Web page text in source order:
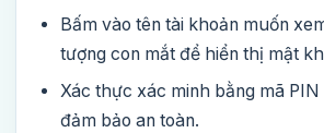
Bấm vào tên tài khoản muốn
tượng con mắt để hiển thị mật
Xác thực xác minh bằng mã
đảm bảo an toàn.